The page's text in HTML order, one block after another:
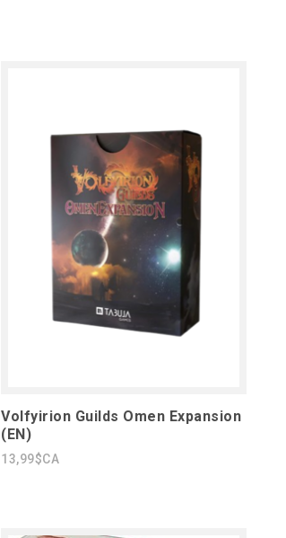
Volfyirion Guilds Omen Expansion
(EN)
13,99$CA